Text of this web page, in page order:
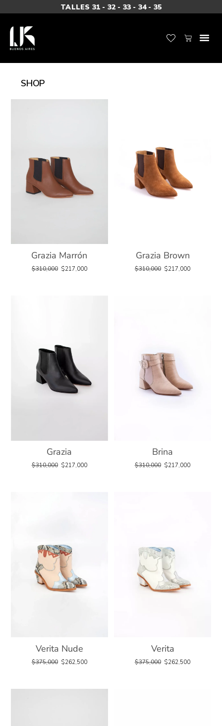
TALLES 31 - 32 - 33 - 34 - 35
SHOP
Grazia Marrón
$310,000 $217,000
Grazia Brown
$310,000 $217,000
Grazia
$310,000 $217,000
Brina
$310,000 $217,000
Verita Nude
$375,000 $262,500
Verita
$375,000 $262,500